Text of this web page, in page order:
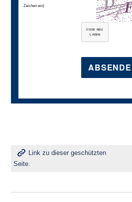
Zeichen ein)
CODE NEU
LADEN
Link zu dieser geschützten
Seite.